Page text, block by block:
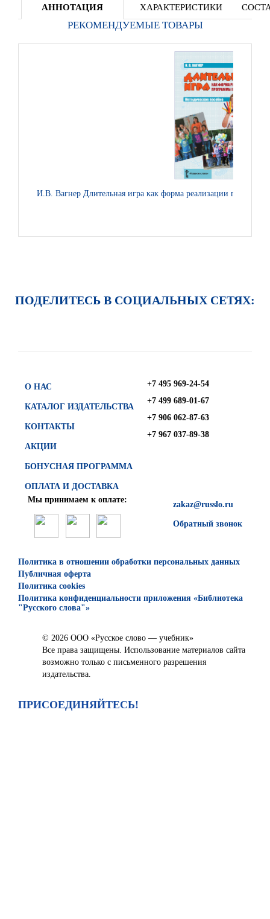
АННОТАЦИЯ ХАРАКТЕРИСТИКИ
РЕКОМЕНДУЕМЫЕ ТОВАРЫ
И.В. Вагнер Длительная игра как форма реализации
ПОДЕЛИТЕСЬ В СОЦИАЛЬНЫХ СЕТЯХ:
О НАС
КАТАЛОГ ИЗДАТЕЛЬСТВА
КОНТАКТЫ
АКЦИИ
БОНУСНАЯ ПРОГРАММА
ОПЛАТА И ДОСТАВКА
+7 495 969-24-54
+7 499 689-01-67
+7 906 062-87-63
+7 967 037-89-38
zakaz@russlo.ru
Обратный звонок
Мы принимаем к оплате:
Политика в отношении обработки персональных данных
Публичная оферта
Политика cookies
Политика конфиденциальности приложения «Библиотека
"Русского слова"»
© 2026 ООО «Русское слово — учебник»
Все права защищены. Использование материалов сайта
возможно только с письменного разрешения
издательства.
ПРИСОЕДИНЯЙТЕСЬ!